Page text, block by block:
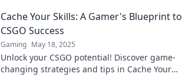
Strategien warten auf dich!
Cache Your Skills: A Gamer's Blueprint to
CSGO Success
Gaming May 18, 2025
Unlock your CSGO potential! Discover game-
changing strategies and tips in Cache Your